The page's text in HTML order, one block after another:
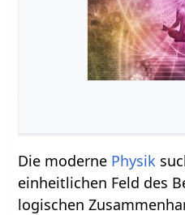
Die moderne Physik
einheitlichen Feld des
logischen